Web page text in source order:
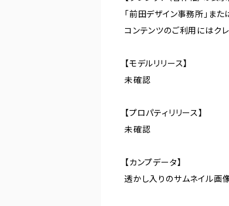
「前田デザイン事務所」ま
コンテンツのご利用にはク
【モデルリリース】
未確認
【プロパティリリース】
未確認
【カンプデータ】
透かし入りのサムネイル画